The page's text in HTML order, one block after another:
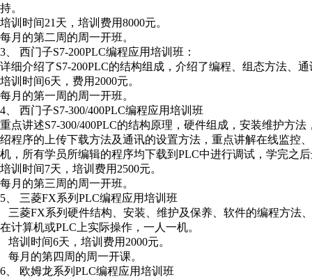
持。
培训时间21天，培训费用8000元。
每月的第二周的周一开班。
3、 西门子S7-200PLC编程应用培训班：
详细介绍了S7-200PLC的结构组成，介绍了编程、组态方法、
培训时间6天，费用2000元。
每月的第一周的周一开班。
4、 西门子S7-300/400PLC编程应用培训班
重点讲述S7-300/400PLC的结构原理，硬件组成，安装维护方
绍程序的上传下载方法及通讯的设置方法，重点讲解在线监控
机，所有学员所编辑的程序均下载到PLC中进行调试，学完之
培训时间7天，培训费用2500元。
每月的第三周的周一开班。
5、 三菱FX系列PLC编程应用培训班
三菱FX系列硬件结构、安装、维护及保养、软件的编程方法
在计算机或PLC上实际操作，一人一机。
培训时间6天，培训费用2000元。
每月的第四周的周一开课。
6、 欧姆龙系列PLC编程应用培训班